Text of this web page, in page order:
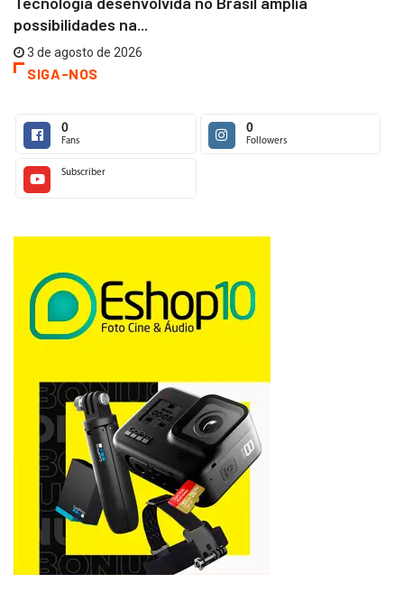
possibilidades na...
3 de agosto de 2026
SIGA-NOS
0
Fans
0
Followers
Subscriber